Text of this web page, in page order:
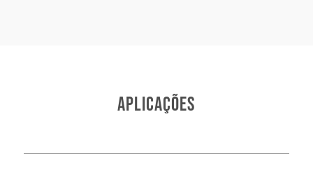
APLICAÇÕES